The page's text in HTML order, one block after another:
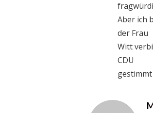
Aber ich
der Frau
Witt
CDU